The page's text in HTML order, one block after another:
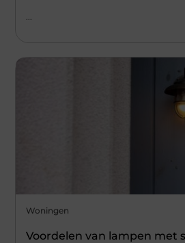
Woningen
Voordelen van lampen met